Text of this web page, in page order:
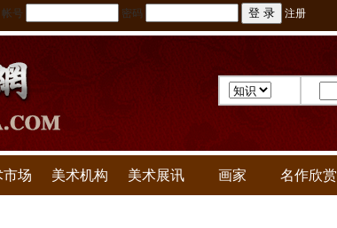
帐号 密码 注册
市场 美术机构 美术展讯 画家 名作欣赏